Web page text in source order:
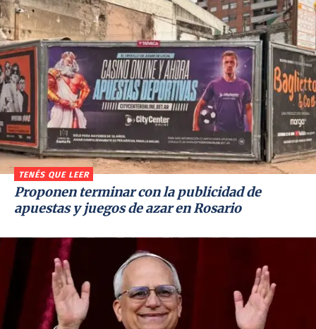
TENÉS QUE LEER
Proponen terminar con la publicidad de
apuestas y juegos de azar en Rosario